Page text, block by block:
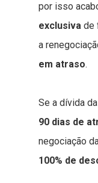
por isso
exclusiva de
a
em atraso.
Se a dívida
90 dias de
negociação
100% de